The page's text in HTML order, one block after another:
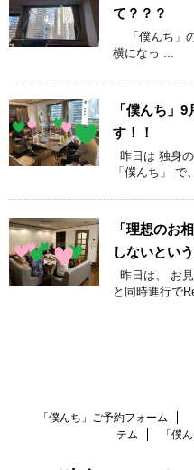
て？？？
「僕んち」
横になっ ...
「僕んち」
す！！
昨日は 独身
「僕んち」 で
「理想のお
しないとい
昨日は、 お
と同時進行で
「僕んち」ご予約フォーム
テム
「僕